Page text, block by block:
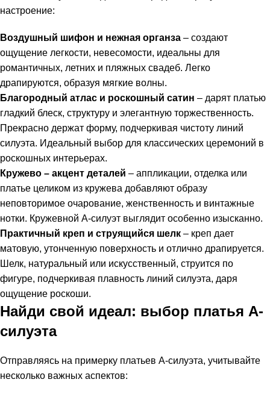
настроение:
Воздушный шифон и нежная органза – создают
ощущение легкости, невесомости, идеальны для
романтичных, летних и пляжных свадеб. Легко
драпируются, образуя мягкие волны.
Благородный атлас и роскошный сатин – дарят платью
гладкий блеск, структуру и элегантную торжественность.
Прекрасно держат форму, подчеркивая чистоту линий
силуэта. Идеальный выбор для классических церемоний в
роскошных интерьерах.
Кружево – акцент деталей – аппликации, отделка или
платье целиком из кружева добавляют образу
неповторимое очарование, женственность и винтажные
нотки. Кружевной А-силуэт выглядит особенно изысканно.
Практичный креп и струящийся шелк – креп дает
матовую, утонченную поверхность и отлично драпируется.
Шелк, натуральный или искусственный, струится по
фигуре, подчеркивая плавность линий силуэта, даря
ощущение роскоши.
Найди свой идеал: выбор платья А-
силуэта
Отправляясь на примерку платьев А-силуэта, учитывайте
несколько важных аспектов: